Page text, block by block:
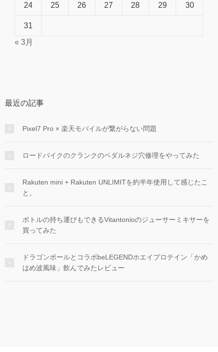
24 25 26 27 28 29 30
31
« 3月
最近の記事
Pixel7 Pro × 楽天モバイルが繋がらない問題
ロードバイクのクランクのペダルネジ穴修理をやってみた
Rakuten mini + Rakuten UNLIMITを約半年使用して感じたこ
と。
ボトルの持ち運びもできるVitantonioのジューサーミキサーを
買ってみた
ドラゴンボールとコラボbeLEGENDホエイプロテイン「かめ
はめ波風味」飲んでみたレビュー